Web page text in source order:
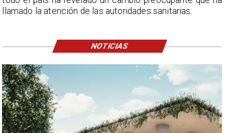
llamado la atención de las autoridades sanitarias.
NOTICIAS